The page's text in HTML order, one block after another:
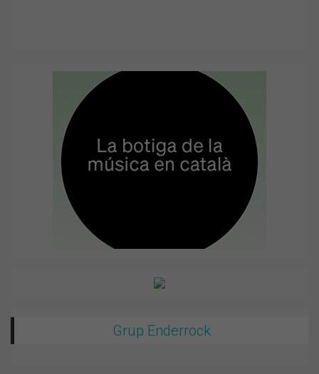
Grup Enderrock